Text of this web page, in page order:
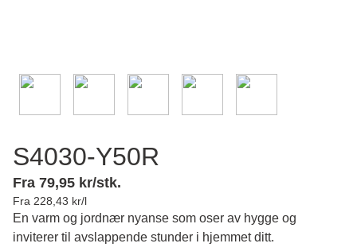
S4030-Y50R
Fra 79,95 kr/stk.
Fra 228,43 kr/l
En varm og jordnær nyanse som oser av hygge og
inviterer til avslappende stunder i hjemmet ditt.